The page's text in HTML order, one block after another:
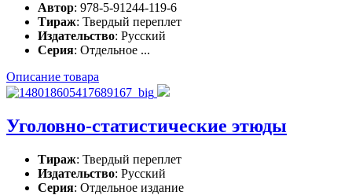
Автор: 978-5-91244-119-6
Тираж: Твердый переплет
Издательство: Русский
Серия: Отдельное ...
Описание товара
Уголовно-статистические этюды
Тираж: Твердый переплет
Издательство: Русский
Серия: Отдельное издание